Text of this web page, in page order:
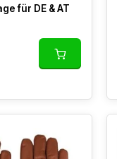
für DE & AT